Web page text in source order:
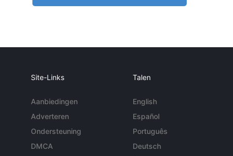
Site-Links
Aanbiedingen
Adverteren
Ondersteuning
DMCA
Talen
English
Español
Português
Deutsch